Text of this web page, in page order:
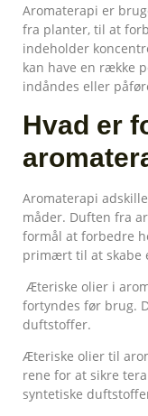
Aromaterapi er
fra planter, til at
indeholder
kan have en række
indåndes eller
Hvad er
Aromaterapi
måder. Duften fra
formål at forbedre
primært til at skabe
Æteriske olier i
fortyndes før brug.
duftstoffer.
Æteriske olier til
rene for at sikre
syntetiske